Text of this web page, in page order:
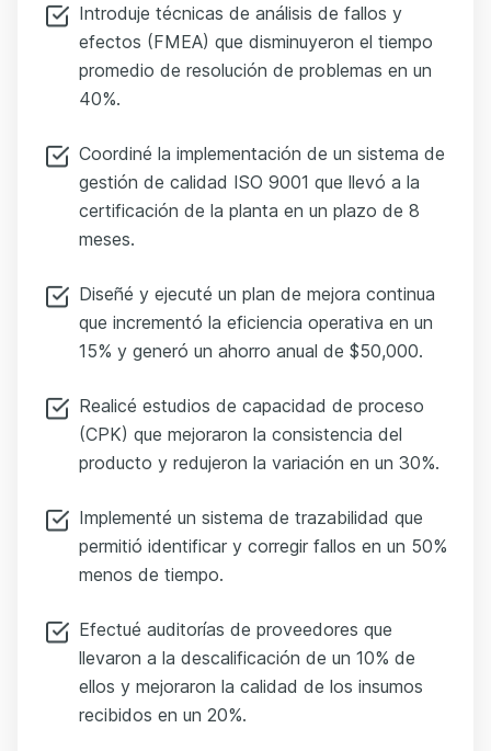
Introduje técnicas de análisis de fallos y
efectos (FMEA) que disminuyeron el tiempo
promedio de resolución de problemas en un
40%.
Coordiné la implementación de un sistema de
gestión de calidad ISO 9001 que llevó a la
certificación de la planta en un plazo de 8
meses.
Diseñé y ejecuté un plan de mejora continua
que incrementó la eficiencia operativa en un
15% y generó un ahorro anual de $50,000.
Realicé estudios de capacidad de proceso
(CPK) que mejoraron la consistencia del
producto y redujeron la variación en un 30%.
Implementé un sistema de trazabilidad que
permitió identificar y corregir fallos en un 50%
menos de tiempo.
Efectué auditorías de proveedores que
llevaron a la descalificación de un 10% de
ellos y mejoraron la calidad de los insumos
recibidos en un 20%.